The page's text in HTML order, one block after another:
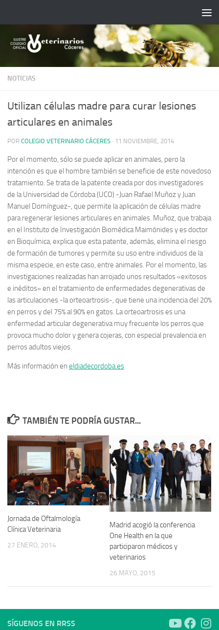
NOTICIAS
Utilizan células madre para curar lesiones
articulares en animales
POR COLEGIO VETERINARIO CÁCERES · 11 NOVIEMBRE, 2014
Por el momento, sólo se puede aplicar en animales, pero la
intención es que el hombre también se beneficie de este novedoso
tratamiento. Se trata de la patente creada por dos investigadores
de la Universidad de Córdoba (UCO) -Juan Rafael Muñoz y Juan
Manuel Domínguez-, que permite la aplicación de células madre
para regenerar lesiones articulares en animales. Muñoz, que trabaja
en el Instituto de Investigación Biomédica Maimónides y es doctor
en Bioquímica, explica que esta patente, además, elimina el riesgo
de formación de tumores y permite su uso entre individuos de la
misma especie, en este caso, entre animales. Por el momento, las
investigaciones realizadas han arrojado unos resultados «exitosos
e inéditos» en el tratamiento de enfermedades degenerativas de
las articulaciones -la orteoartrosis-, que tiene una incidencia del 20%
en perros y del 75% al 90% en gatos. La orteoartrosis es una
enfermedad articular degenerativa muy frecuente los perros que
provoca mucho dolor y genera cojeras, con especial prevalencia en
perros adultos viejos.
Más información en eldiadecordoba.es
TAMBIÉN TE PODRÍA GUSTAR...
Jornada de Oftalmología
Clínica Veterinaria
27 ENERO, 2014
Madrid acogió la conferencia
One Health en la que
participaron médicos y
veterinarios
26 MAYO, 2015
SÍGUENOS EN RRSS